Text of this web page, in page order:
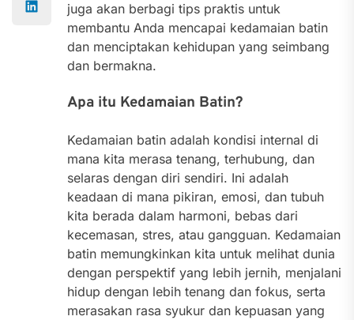
juga akan berbagi tips praktis untuk
membantu Anda mencapai kedamaian batin
dan menciptakan kehidupan yang seimbang
dan bermakna.
Apa itu Kedamaian Batin?
Kedamaian batin adalah kondisi internal di
mana kita merasa tenang, terhubung, dan
selaras dengan diri sendiri. Ini adalah
keadaan di mana pikiran, emosi, dan tubuh
kita berada dalam harmoni, bebas dari
kecemasan, stres, atau gangguan. Kedamaian
batin memungkinkan kita untuk melihat dunia
dengan perspektif yang lebih jernih, menjalani
hidup dengan lebih tenang dan fokus, serta
merasakan rasa syukur dan kepuasan yang